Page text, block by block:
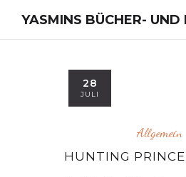
YASMINS BÜCHER- UND
28
JULI
Allgemein
HUNTING